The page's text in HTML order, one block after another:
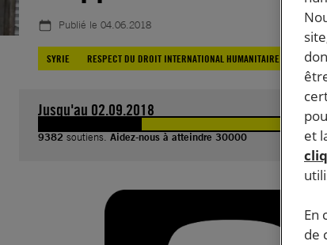
Publié le 04.06.2018
SYRIE RESPECT DU DROIT INTERNATIONAL HUMANITAIRE
Jusqu'au 02.09.2018
9382 soutiens. Aidez-nous à atteindre 30000
et
En
de